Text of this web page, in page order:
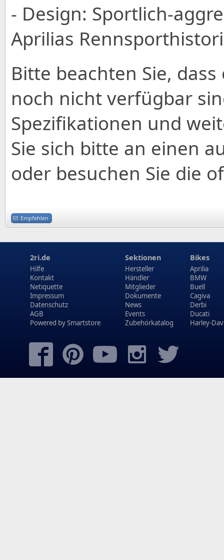
- Design: Sportlich-
Aprilias
Bitte beachten Sie,
noch nicht verfügbar
Spezifikationen und
Sie sich bitte an einen
oder besuchen Sie die
Empfehlen
2ri.de
Hilfe
Kontakt
Netiquette
Impressum
Datenschutz
AGB
Powered bySmartstore
Sektionen
Hersteller
Händler
Mitglieder
Dokumente
News
Events
Zubehörkatalog
Bikes
Aprilia
BMW
Buell
Cagiva
Derbi
Ducati
Harley-